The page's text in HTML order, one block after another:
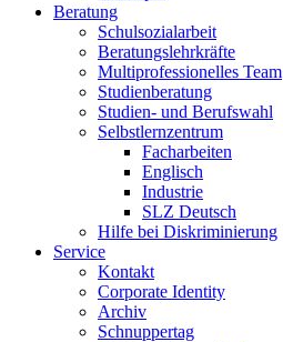
Beratung
Schulsozialarbeit
Beratungslehrkräfte
Multiprofessionelles Team
Studienberatung
Studien- und Berufswahl
Selbstlernzentrum
Facharbeiten
Englisch
Industrie
SLZ Deutsch
Hilfe bei Diskriminierung
Service
Kontakt
Corporate Identity
Archiv
Schnuppertag